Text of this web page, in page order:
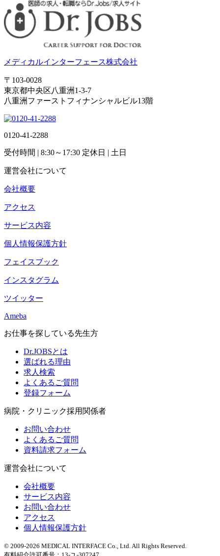
メディカルインターフェース株式会社
〒103-0028
東京都中央区八重洲1-3-7
八重洲ファーストフィナンシャルビル13階
0120-41-2288
受付時間 | 8:30～17:30 定休日 | 土日
運営会社について
会社概要
アクセス
サービス内容
個人情報保護方針
フェイスブック
インスタグラム
ツイッター
Ameba
お仕事を探している先生方
Dr.JOBSとは
選ばれる理由
求人検索
よくあるご質問
登録フォーム
病院・クリニック採用関係者
お問い合わせ
よくあるご質問
資料請求フォーム
運営会社について
会社概要
サービス内容
お問い合わせ
アクセス
個人情報保護方針
© 2009-2026 MEDICAL INTERFACE Co., Ltd. All Rights Reserved.